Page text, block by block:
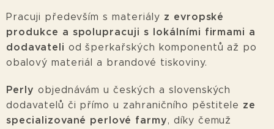
Pracuji především s materiály z evropské
produkce a spolupracuji s lokálními firmami a
dodavateli od šperkařských komponentů až po
obalový materiál a brandové tiskoviny.
Perly objednávám u českých a slovenských
dodavatelů či přímo u zahraničního pěstitele ze
specializované perlové farmy, díky čemuž